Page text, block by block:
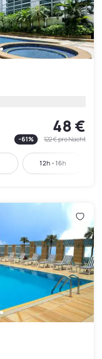
48 €
-61% 122 €pro Nacht
12h - 16h